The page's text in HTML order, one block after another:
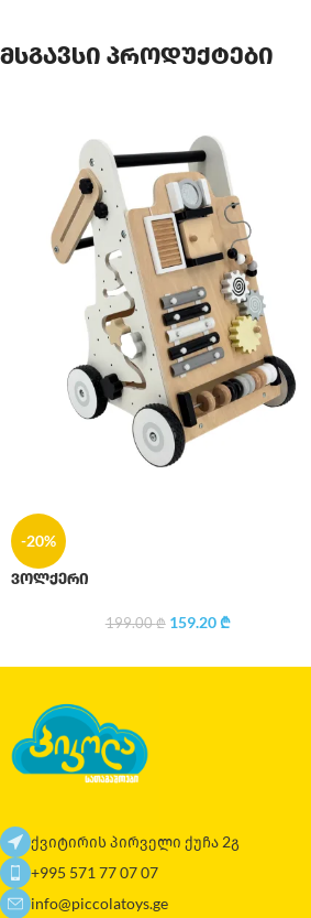
მსგავსი პროდუქტები
-20%
ვოლქერი
199.00₾ 159.20₾
ქვიტირის პირველი ქუჩა 2გ
+995 571 77 07 07
info@piccolatoys.ge